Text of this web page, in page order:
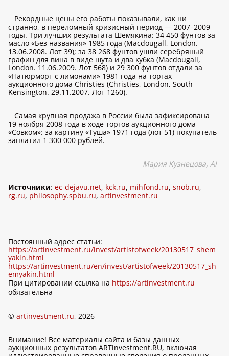
Рекордные цены его работы показывали, как ни
странно, в переломный кризисный период — 2007–2009
годы. Три лучших результата Шемякина: 34 450 фунтов за
масло «Без названия» 1985 года (Macdougall, London.
13.06.2008. Лот 39); за 38 268 фунтов ушли серебряный
графин для вина в виде шута и два кубка (Macdougall,
London. 11.06.2009. Лот 568) и 29 300 фунтов отдали за
«Натюрморт с лимонами» 1981 года на торгах
аукционного дома Christies (Christies, London, South
Kensington. 29.11.2007. Лот 1260).
Самая крупная продажа в России была зафиксирована
19 ноября 2008 года в ходе торгов аукционного дома
«Совком»: за картину «Туша» 1971 года (лот 51) покупатель
заплатил 1 300 000 рублей.
Мария Кузнецова, AI
Источники: ec-dejavu.net, kck.ru, mihfond.ru, snob.ru,
rg.ru, philosophy.spbu.ru, artinvestment.ru
Постоянный адрес статьи:
https://artinvestment.ru/invest/artistofweek/20130517_shem
yakin.html
https://artinvestment.ru/en/invest/artistofweek/20130517_sh
emyakin.html
При цитировании ссылка на https://artinvestment.ru
обязательна
© artinvestment.ru, 2026
Внимание! Все материалы сайта и базы данных
аукционных результатов ARTinvestment.RU, включая